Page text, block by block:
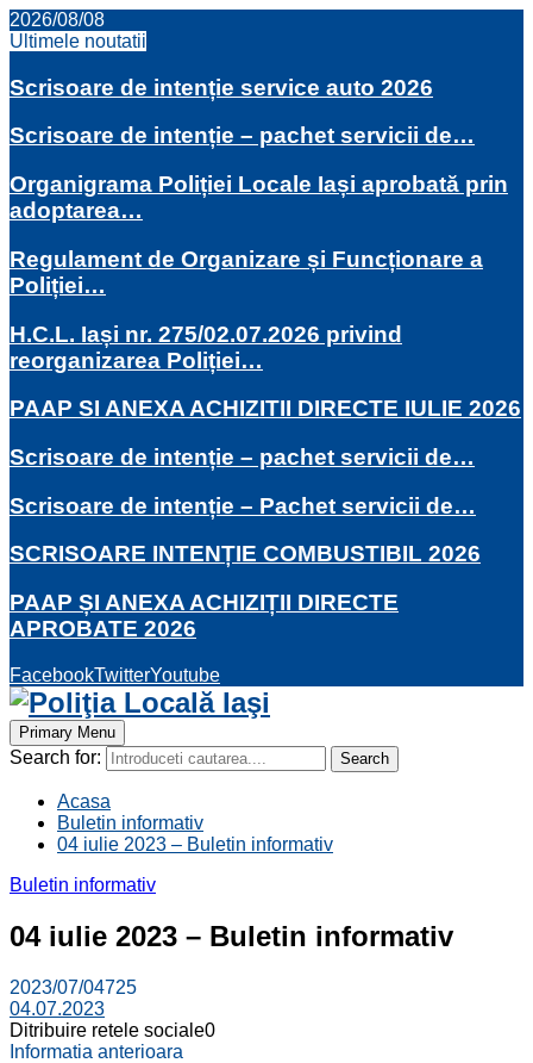
2026/08/08
Ultimele noutatii
Scrisoare de intenție service auto 2026
Scrisoare de intenție – pachet servicii de…
Organigrama Poliției Locale Iași aprobată prin
adoptarea…
Regulament de Organizare și Funcționare a
Poliției…
H.C.L. Iași nr. 275/02.07.2026 privind
reorganizarea Poliției…
PAAP SI ANEXA ACHIZITII DIRECTE IULIE 2026
Scrisoare de intenție – pachet servicii de…
Scrisoare de intenție – Pachet servicii de…
SCRISOARE INTENȚIE COMBUSTIBIL 2026
PAAP ȘI ANEXA ACHIZIȚII DIRECTE
APROBATE 2026
FacebookTwitterYoutube
Primary Menu
Search for: Search
Acasa
Buletin informativ
04 iulie 2023 – Buletin informativ
Buletin informativ
04 iulie 2023 – Buletin informativ
2023/07/04725
04.07.2023
Ditribuire retele sociale0
Informatia anterioara